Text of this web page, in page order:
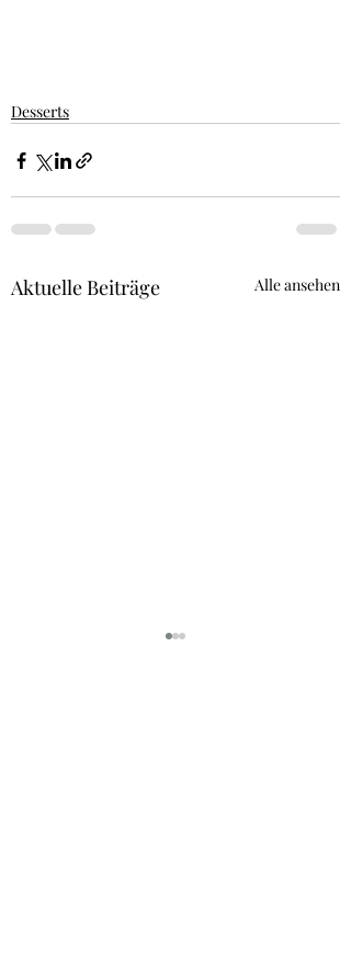
Desserts
Aktuelle Beiträge Alle ansehen